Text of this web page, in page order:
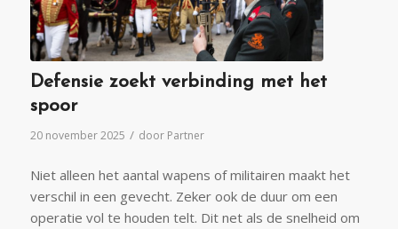
Defensie zoekt verbinding met het
spoor
20 november 2025 / door Partner
Niet alleen het aantal wapens of militairen maakt het
verschil in een gevecht. Zeker ook de duur om een
operatie vol te houden telt. Dit net als de snelheid om